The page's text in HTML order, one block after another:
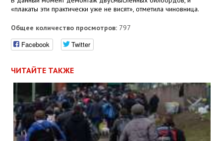
«плакаты эти практически уже не висят», отметила чиновница.
Общее количество просмотров: 797
Facebook Twitter
ЧИТАЙТЕ ТАКЖЕ